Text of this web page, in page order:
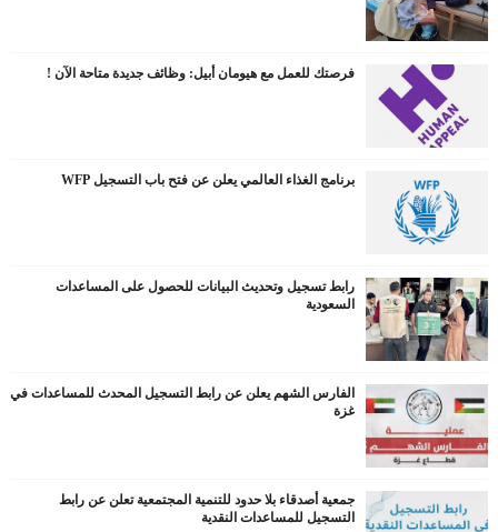
فرصتك للعمل مع هيومان أبيل: وظائف جديدة متاحة الآن !
برنامج الغذاء العالمي يعلن عن فتح باب التسجيل WFP
رابط تسجيل وتحديث البيانات للحصول على المساعدات
السعودية
الفارس الشهم يعلن عن رابط التسجيل المحدث للمساعدات في
غزة
جمعية أصدقاء بلا حدود للتنمية المجتمعية تعلن عن رابط
التسجيل للمساعدات النقدية